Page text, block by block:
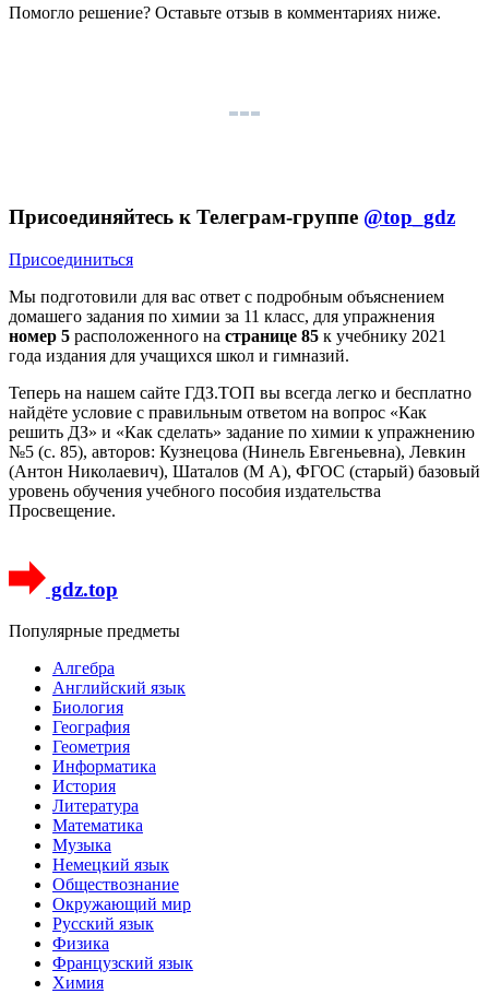
Помогло решение? Оставьте отзыв в комментариях ниже.
Присоединяйтесь к Телеграм-группе @top_gdz
Присоединиться
Мы подготовили для вас ответ c подробным объяснением
домашего задания по химии за 11 класс, для упражнения
номер 5 расположенного на странице 85 к учебнику 2021
года издания для учащихся школ и гимназий.
Теперь на нашем сайте ГДЗ.ТОП вы всегда легко и бесплатно
найдёте условие с правильным ответом на вопрос «Как
решить ДЗ» и «Как сделать» задание по химии к упражнению
№5 (с. 85), авторов: Кузнецова (Нинель Евгеньевна), Левкин
(Антон Николаевич), Шаталов (М А), ФГОС (старый) базовый
уровень обучения учебного пособия издательства
Просвещение.
gdz.top
Популярные предметы
Алгебра
Английский язык
Биология
География
Геометрия
Информатика
История
Литература
Математика
Музыка
Немецкий язык
Обществознание
Окружающий мир
Русский язык
Физика
Французский язык
Химия